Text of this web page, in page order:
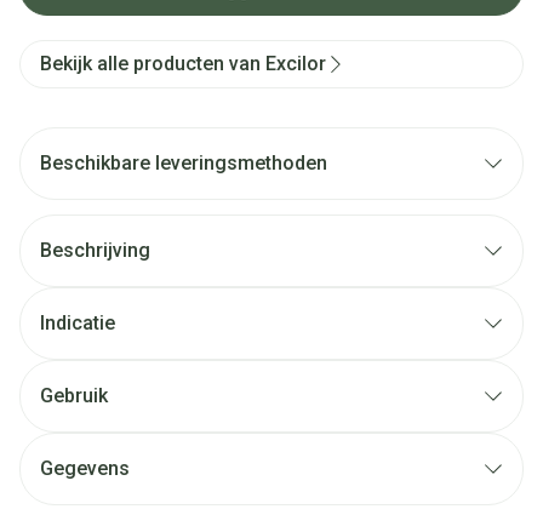
Bekijk alle producten van Excilor
Beschikbare leveringsmethoden
Beschrijving
Indicatie
Gebruik
Gegevens